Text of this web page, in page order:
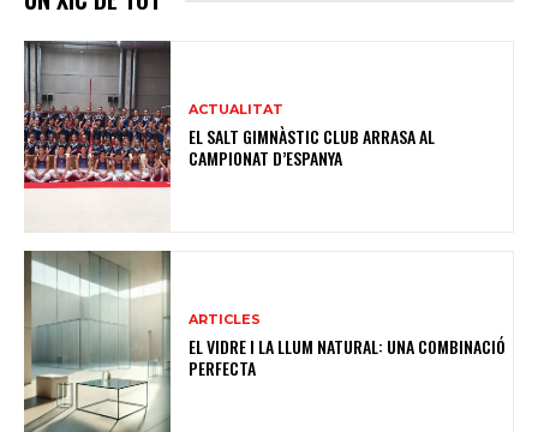
ACTUALITAT
EL SALT GIMNÀSTIC CLUB ARRASA AL
CAMPIONAT D’ESPANYA
ARTICLES
EL VIDRE I LA LLUM NATURAL: UNA COMBINACIÓ
PERFECTA